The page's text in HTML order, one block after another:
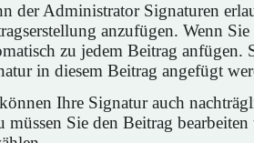
der Administrator Signaturen
anzufügen. Wenn
zu jedem Beitrag
in diesem Beitrag angefügt
Ihre Signatur auch
müssen Sie den Beitrag